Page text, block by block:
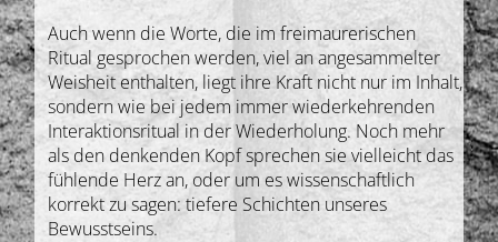
Auch wenn die Worte, die im freimaurerischen
Ritual gesprochen werden, viel an angesammelter
Weisheit enthalten, liegt ihre Kraft nicht nur im Inhalt,
sondern wie bei jedem immer wiederkehrenden
Interaktionsritual in der Wiederholung. Noch mehr
als den denkenden Kopf sprechen sie vielleicht das
fühlende Herz an, oder um es wissenschaftlich
korrekt zu sagen: tiefere Schichten unseres
Bewusstseins.